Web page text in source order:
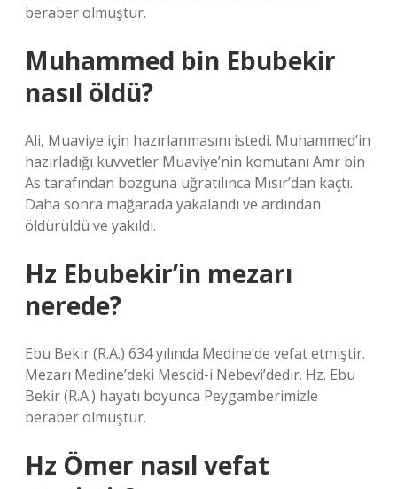
beraber olmuştur.
Muhammed bin Ebubekir
nasıl öldü?
Ali, Muaviye için hazırlanmasını istedi. Muhammed’in
hazırladığı kuvvetler Muaviye’nin komutanı Amr bin
As tarafından bozguna uğratılınca Mısır’dan kaçtı.
Daha sonra mağarada yakalandı ve ardından
öldürüldü ve yakıldı.
Hz Ebubekir’in mezarı
nerede?
Ebu Bekir (R.A.) 634 yılında Medine’de vefat etmiştir.
Mezarı Medine’deki Mescid-i Nebevi’dedir. Hz. Ebu
Bekir (R.A.) hayatı boyunca Peygamberimizle
beraber olmuştur.
Hz Ömer nasıl vefat